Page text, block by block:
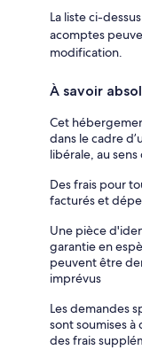
La liste ci-
acomptes
modification.
À savoir
Cet
dans le cadre
libérale, au
Des frais pour
facturés et
Une pièce
garantie en
peuvent être
imprévus
Les demandes
sont soumises
des frais